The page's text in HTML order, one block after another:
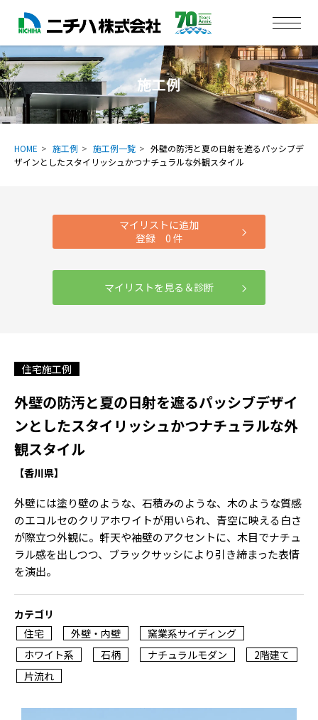
施工例
HOME 施工例 施工例一覧
外壁の防汚と夏の日射を遮るパッシブデ
ザインとしたスタイリッシュかつナチュラルな外観スタイル
マイリストに追加
登録 0 件
マイリストを見る＆診断
住宅施工例
外壁の防汚と夏の日射を遮るパッシブデザイ
ンとしたスタイリッシュかつナチュラルな外
観スタイル
【香川県】
外壁には塗り壁のような、石積みのような、木のような質感
のエコルセのクリアホワイトが用いられ、青空に映える白さ
が際立つ外観に。軒天や袖壁のアクセントに、木目でナチュ
ラル感を出しつつ、ブラックサッシにより引き締まった表情
を演出。
カテゴリ
住宅
外壁・内壁
窯業系サイディング
ホワイト系
石柄 ナチュラルモダン
2階建て
片流れ